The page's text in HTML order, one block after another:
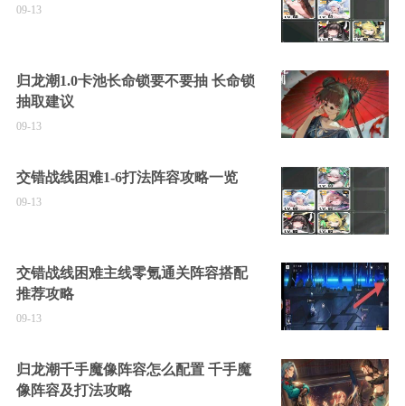
09-13
归龙潮1.0卡池长命锁要不要抽 长命锁
抽取建议
09-13
交错战线困难1-6打法阵容攻略一览
09-13
交错战线困难主线零氪通关阵容搭配
推荐攻略
09-13
归龙潮千手魔像阵容怎么配置 千手魔
像阵容及打法攻略